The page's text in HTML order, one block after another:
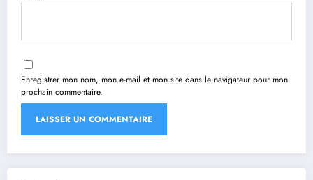
Enregistrer mon nom, mon e-mail et mon site dans le navigateur pour mon
prochain commentaire.